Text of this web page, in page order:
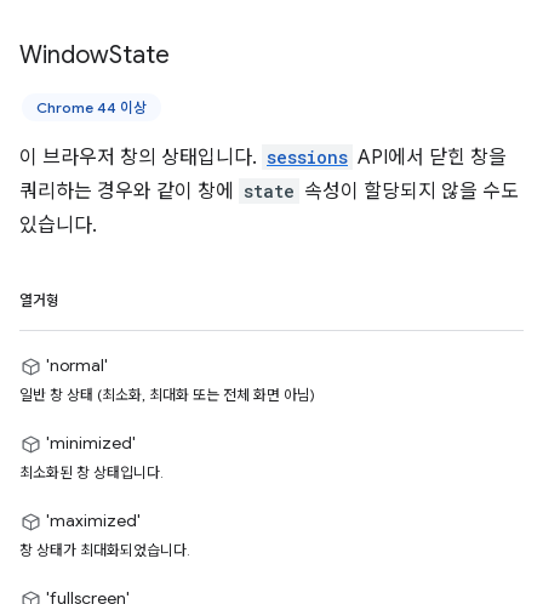
WindowState
Chrome 44 이상
이 브라우저 창의 상태입니다. sessions API에서 닫힌 창을
쿼리하는 경우와 같이 창에
state 속성이 할당되지 않을 수도
있습니다.
열거형
'normal'
일반 창 상태 (최소화, 최대화 또는 전체 화면 아님)
'minimized'
최소화된 창 상태입니다.
'maximized'
창 상태가 최대화되었습니다.
'fullscreen'